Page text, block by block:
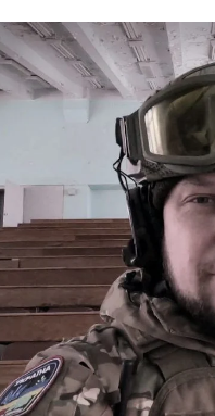
Украина
Спорт
Культура
Война на Донбассе и в
Оккупация Крыма
Новости Крыма
Донбасс
Армия Украины
Пресс-релизы
Пресс-релизы